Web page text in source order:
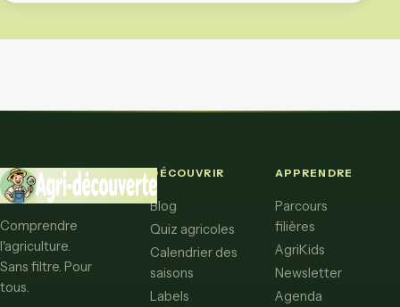
Comprendre
l'agriculture.
Sans filtre. Pour
tous.
DÉCOUVRIR
Blog
Quiz agricoles
Calendrier des
saisons
Labels
APPRENDRE
Parcours
filières
AgriKids
Newsletter
Agenda